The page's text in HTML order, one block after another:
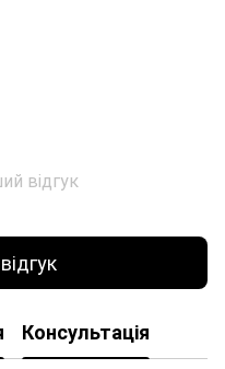
відгук
Консультація